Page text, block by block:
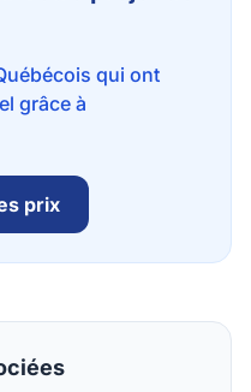
qui ont
grâce à
prix